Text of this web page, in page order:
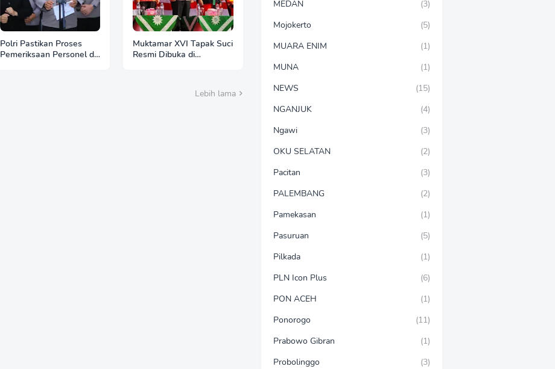
Polri Pastikan Proses
Pemeriksaan Personel di
Muktamar XVI Tapak Suci
Resmi Dibuka di
Penyusunan RUULebih lama
MEDAN
(3)
Mojokerto
(5)
MUARA ENIM
(1)
MUNA
(1)
NEWS
(15)
NGANJUK
(4)
Ngawi
(3)
OKU SELATAN
(2)
Pacitan
(3)
PALEMBANG
(2)
Pamekasan
(1)
Pasuruan
(5)
Pilkada
(1)
PLN Icon Plus
(6)
PON ACEH
(1)
Ponorogo
(11)
Prabowo Gibran
(1)
Probolinggo
(3)